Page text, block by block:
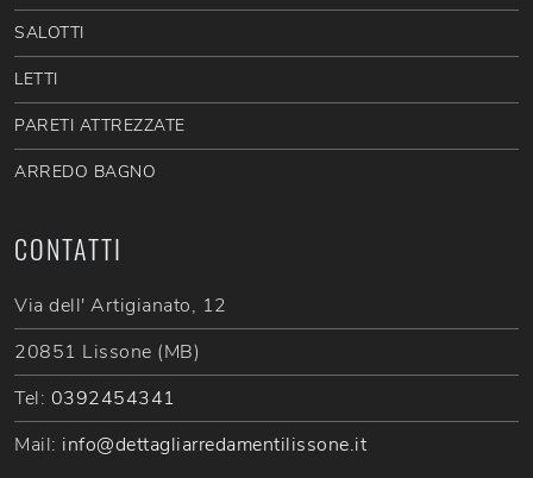
SALOTTI
LETTI
PARETI ATTREZZATE
ARREDO BAGNO
CONTATTI
Via dell' Artigianato, 12
20851 Lissone (MB)
Tel: 0392454341
Mail: info@dettagliarredamentilissone.it